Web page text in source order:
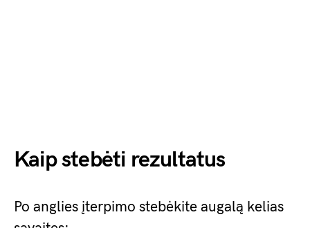
Kaip stebėti rezultatus
Po anglies įterpimo stebėkite augalą kelias